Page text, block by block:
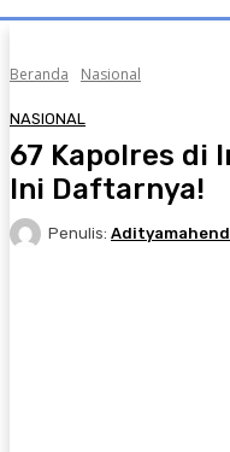
Beranda Nasional
NASIONAL
67 Kapolres di
Ini Daftarnya!
Penulis: